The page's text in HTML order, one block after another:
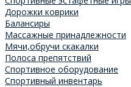
Дорожки коврики
Балансиры
Массажные принадлежности
Мячи,обручи скакалки
Полоса препятствий
Спортивное оборудование
Спортивный инвентарь